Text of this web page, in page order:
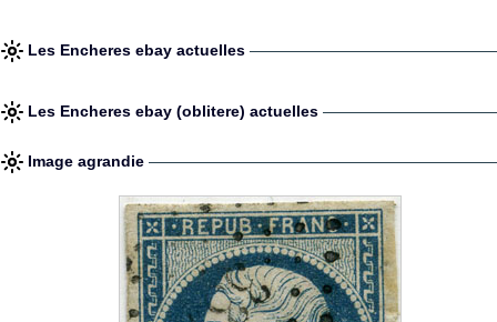
Les Encheres ebay actuelles
Les Encheres ebay (oblitere) actuelles
Image agrandie